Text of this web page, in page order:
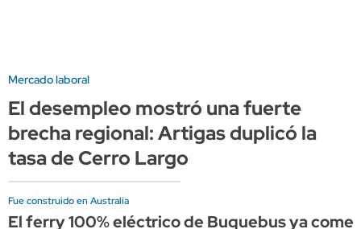
Mercado laboral
El desempleo mostró una fuerte
brecha regional: Artigas duplicó la
tasa de Cerro Largo
Fue construido en Australia
El ferry 100% eléctrico de Buquebus ya